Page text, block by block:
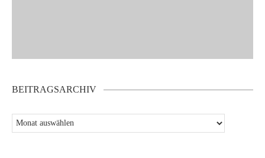
BEITRAGSARCHIV